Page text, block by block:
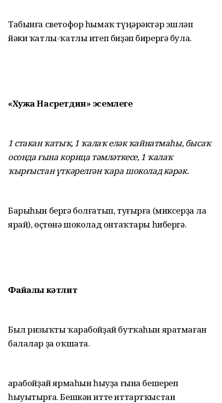
Табынға светофор һымаҡ түңәрәктәр эшләп
йәки ҡатлы-ҡатлы итеп биҙәп бирергә була.
«Хужа Насретдин» эсемлеге
1 стакан ҡатыҡ, 1 ҡалаҡ еләк ҡайнатмаһы, бысаҡ
осонда ғына корица тәмләткесе, 1 ҡалаҡ
ҡырғыстан үткәрелгән ҡара шоколад кәрәк.
Барыһын бергә болғатып, туғырға (миксерҙа ла
ярай), өҫтөнә шоколад онтаҡтары һибергә.
Файҙалы кәтлит
Был ризыҡты ҡарабойҙай бутҡа­һын яратмаған
балалар ҙа оҡшата.
Ҡарабойҙай ярмаһын һыуҙа ғына бешереп
һыуытырға. Бешкән итте иттартҡыстан